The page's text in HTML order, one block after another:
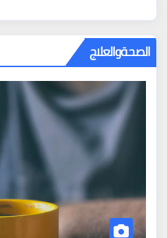
الصحةوالعلاج